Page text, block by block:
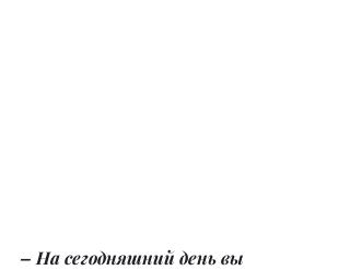
– На сегодняшний день вы